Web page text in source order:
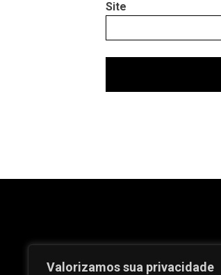
Valorizamos sua privacidade
Site